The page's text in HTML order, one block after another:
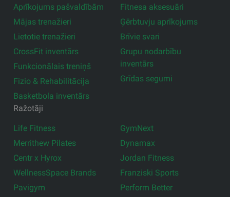
Aprīkojums pašvaldībām
Mājas trenažieri
Lietotie trenažieri
CrossFit inventārs
Funkcionālais treniņš
Fizio & Rehabilitācija
Basketbola inventārs
Fitnesa aksesuāri
Ģērbtuvju aprīkojums
Brīvie svari
Grupu nodarbību
inventārs
Grīdas segumi
Ražotāji
Life Fitness
Merrithew Pilates
Centr x Hyrox
WellnessSpace Brands
Pavigym
GymNext
Dynamax
Jordan Fitness
Franziski Sports
Perform Better